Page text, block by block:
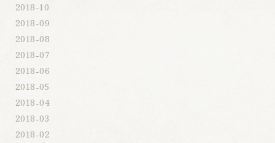
2018-10
2018-09
2018-08
2018-07
2018-06
2018-05
2018-04
2018-03
2018-02